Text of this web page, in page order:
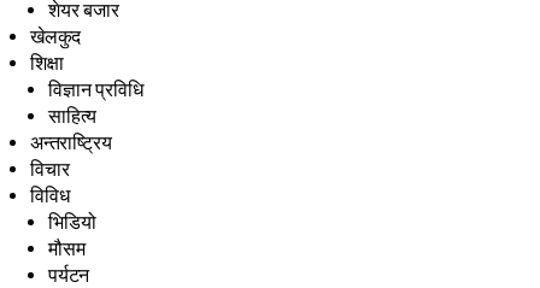
शेयर बजार
खेलकुद
शिक्षा
विज्ञान प्रविधि
साहित्य
अन्तराष्ट्रिय
विचार
विविध
भिडियो
मौसम
पर्यटन